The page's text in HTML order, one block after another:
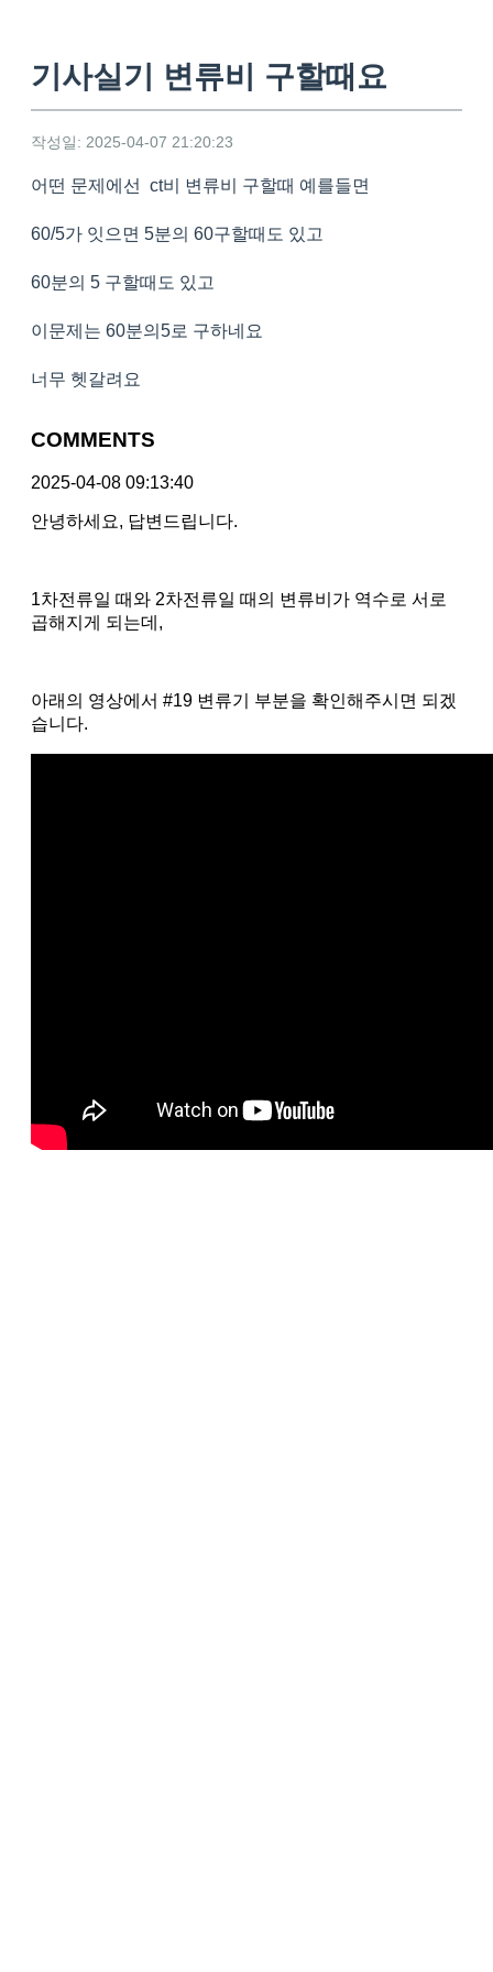
기사실기 변류비 구할때요
작성일: 2025-04-07 21:20:23
어떤 문제에선 ct비 변류비 구할때 예를들면
60/5가 잇으면 5분의 60구할때도 있고
60분의 5 구할때도 있고
이문제는 60분의5로 구하네요
너무 헷갈려요
COMMENTS
2025-04-08 09:13:40
안녕하세요, 답변드립니다.
1차전류일 때와 2차전류일 때의 변류비가 역수로 서로
곱해지게 되는데,
아래의 영상에서 #19 변류기 부분을 확인해주시면 되겠
습니다.